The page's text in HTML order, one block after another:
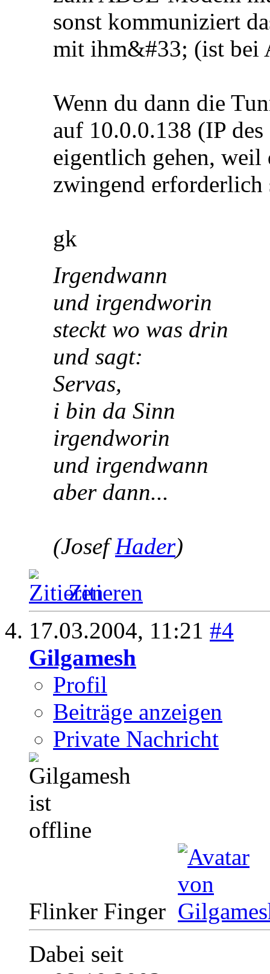
sonst kommuniziert
mit ihm&#33; (ist bei
Wenn du dann die
auf 10.0.0.138 (IP
eigentlich gehen, weil
zwingend erforderlich
gk
Irgendwann
und irgendworin
steckt wo was drin
und sagt:
Servas,
i bin da Sinn
irgendworin
und irgendwann
aber dann...
(JosefHader)
Zitieren
17.03.2004, 11:21 #4
Gilgamesh
Profil
Beiträge anzeigen
Private Nachricht
Flinker Finger
Dabei seit